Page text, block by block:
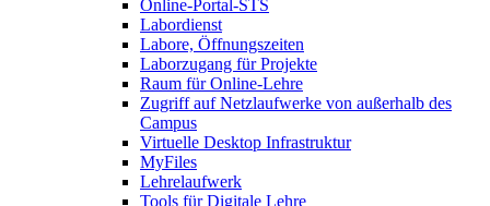
Online-Portal-STS
Labordienst
Labore, Öffnungszeiten
Laborzugang für Projekte
Raum für Online-Lehre
Zugriff auf Netzlaufwerke von außerhalb des
Campus
Virtuelle Desktop Infrastruktur
MyFiles
Lehrelaufwerk
Tools für Digitale Lehre